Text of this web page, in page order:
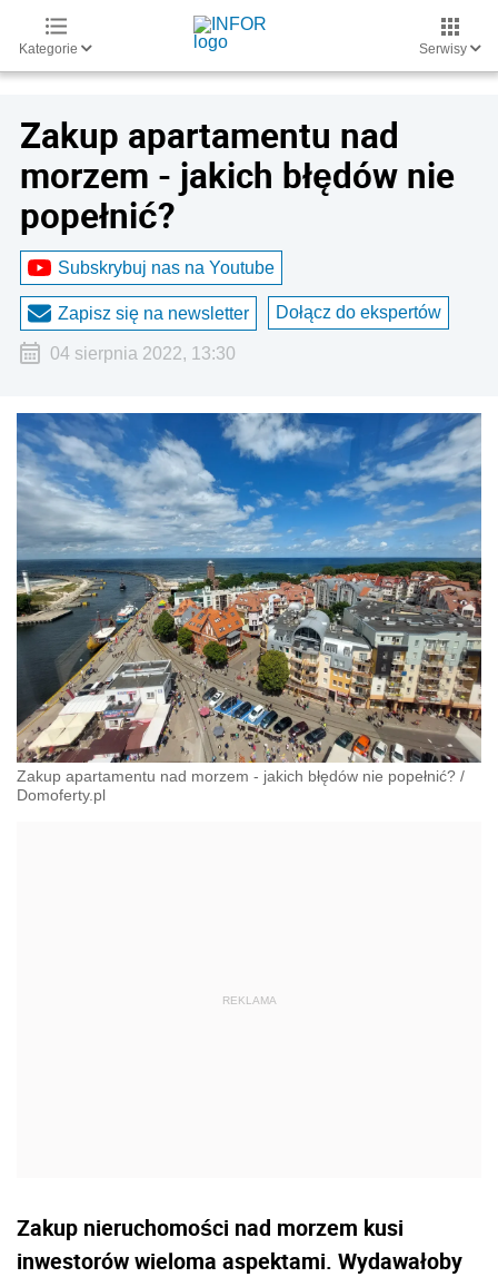
Kategorie Serwisy
Zakup apartamentu nad
morzem - jakich błędów nie
popełnić?
Subskrybuj nas na Youtube
Zapisz się na newsletter Dołącz do ekspertów
04 sierpnia 2022, 13:30
Zakup apartamentu nad morzem - jakich błędów nie popełnić? /
Domoferty.pl
Zakup nieruchomości nad morzem kusi
inwestorów wieloma aspektami. Wydawałoby